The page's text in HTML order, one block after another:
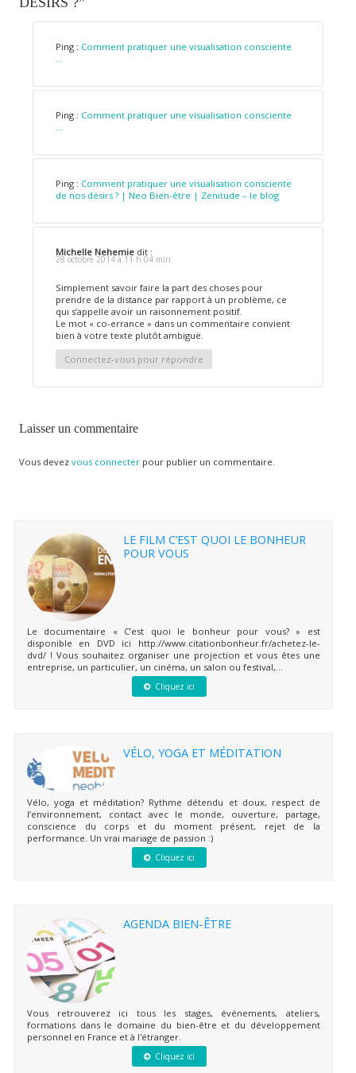
Ping : Comment pratiquer une visualisation consciente
...
Ping : Comment pratiquer une visualisation consciente
...
Ping : Comment pratiquer une visualisation consciente
de nos désirs ? | Neo Bien-être | Zenitude – le blog
Michelle Nehemie dit :
28 octobre 2014 à 11 h 04 min
Simplement savoir faire la part des choses pour
prendre de la distance par rapport à un problème, ce
qui s’appelle avoir un raisonnement positif.
Le mot « co-errance » dans un commentaire convient
bien à votre texte plutôt ambiguë.
Connectez-vous pour répondre
Laisser un commentaire
Vous devez vous connecterpour publier un commentaire.
LE FILM C’EST QUOI LE BONHEUR
POUR VOUS
Le documentaire « C’est quoi le bonheur pour vous? » est
disponible en DVD ici http://www.citationbonheur.fr/achetez-le-
dvd/ ! Vous souhaitez organiser une projection et vous êtes une
entreprise, un particulier, un cinéma, un salon ou festival,...
Cliquez ici
VÉLO, YOGA ET MÉDITATION
Vélo, yoga et méditation? Rythme détendu et doux, respect de
l’environnement, contact avec le monde, ouverture, partage,
conscience du corps et du moment présent, rejet de la
performance. Un vrai mariage de passion :)
Cliquez ici
AGENDA BIEN-ÊTRE
Vous retrouverez ici tous les stages, événements, ateliers,
formations dans le domaine du bien-être et du développement
personnel en France et à l'étranger.
Cliquez ici